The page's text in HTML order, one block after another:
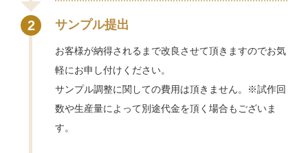
2 サンプル提出
お客様が納得されるまで改良させて頂きますのでお気
軽にお申し付けください。
サンプル調整に関しての費用は頂きません。※試作回
数や生産量によって別途代金を頂く場合もございま
す。